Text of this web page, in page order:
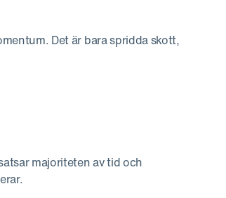
Det är bara spridda skott,
majoriteten av tid och